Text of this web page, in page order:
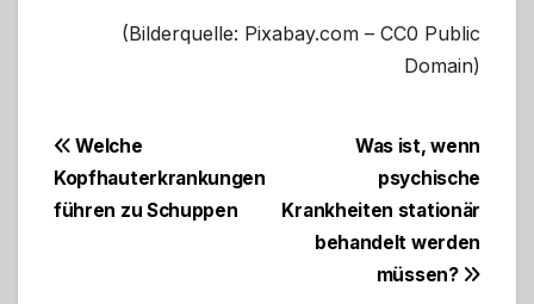
(Bilderquelle: Pixabay.com – CC0 Public
Domain)
BeitragsnavigationWas ist, wenn
psychische
Krankheiten stationär
behandelt werden
müssen?
Welche
Kopfhauterkrankungen
führen zu Schuppen